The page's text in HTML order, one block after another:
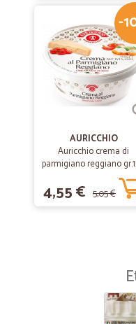
-
AURICCHIO
Auricchio crema di
parmigiano reggiano
4,55 € 5,05 €